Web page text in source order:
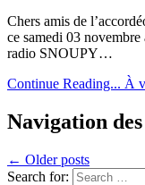
Chers amis de
ce samedi 03
radio SNOUPY…
Continue Reading... À
Navigation
← Older posts
Search for: